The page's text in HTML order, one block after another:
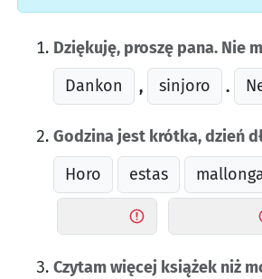
Dziękuję, proszę pana. Nie
Dankon
, sinjoro .
Godzina jest krótka, dzień
Horo
estas
Czytam więcej książek niż